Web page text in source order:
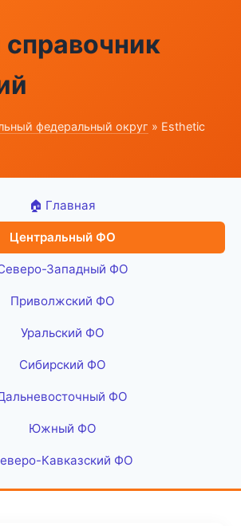
федеральный округ » Esthetic
🏠 Главная
Центральный ФО
Западный ФО
Приволжский ФО
Уральский ФО
Сибирский ФО
ФО
Южный ФО
Кавказский ФО